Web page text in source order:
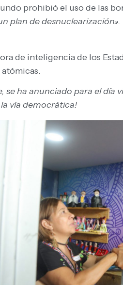
prohibió el uso de las
plan de
de inteligencia de los
se ha anunciado para el día
la vía democrática!